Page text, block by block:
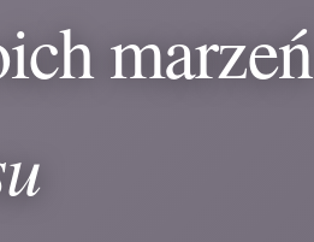
marzeń